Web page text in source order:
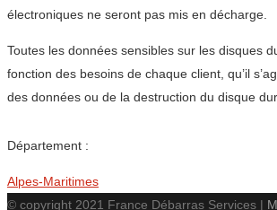
électroniques ne seront pas mis en décharge.
Toutes les données sensibles sur les disques
fonction des besoins de chaque client, qu’il
des données ou de la destruction du disque dur.
Département :
Alpes-Maritimes
© copyright 2021 France Débarras Services |